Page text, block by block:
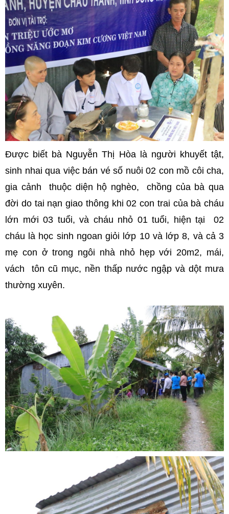
Được biết bà Nguyễn Thị Hòa là người khuyết tật,
sinh nhai qua việc bán vé số nuôi 02 con mồ côi cha,
gia cảnh thuộc diện hộ nghèo, chồng của bà qua
đời do tai nạn giao thông khi 02 con trai của bà cháu
lớn mới 03 tuổi, và cháu nhỏ 01 tuổi, hiện tại 02
cháu là học sinh ngoan giỏi lớp 10 và lớp 8, và cả 3
mẹ con ở trong ngôi nhà nhỏ hẹp với 20m2, mái,
vách tôn cũ mục, nền thấp nước ngập và dột mưa
thường xuyên.